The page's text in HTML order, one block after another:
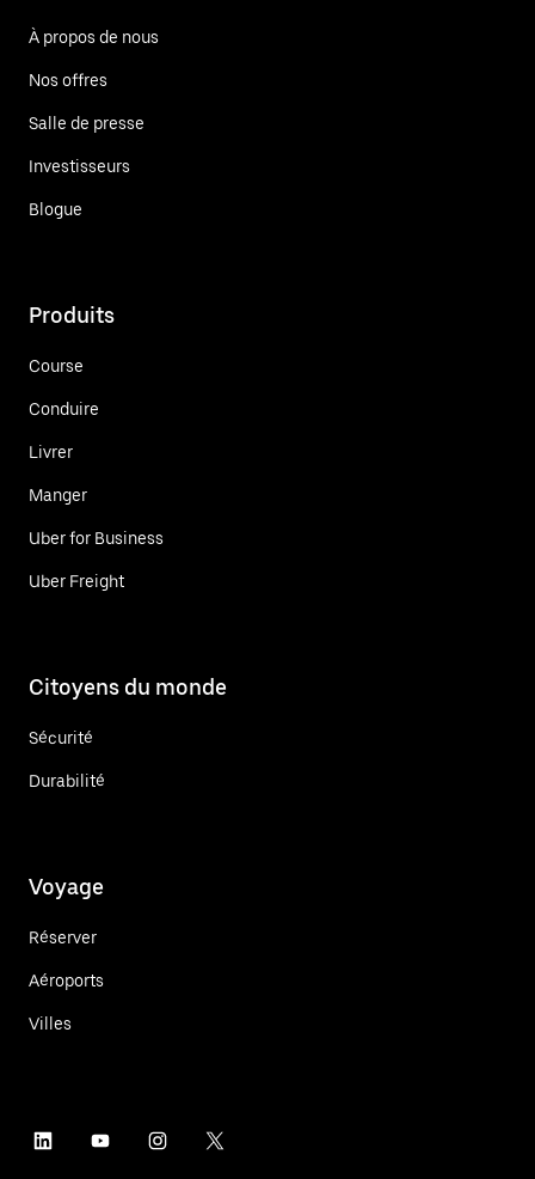
À propos de nous
Nos offres
Salle de presse
Investisseurs
Blogue
Produits
Course
Conduire
Livrer
Manger
Uber for Business
Uber Freight
Citoyens du monde
Sécurité
Durabilité
Voyage
Réserver
Aéroports
Villes